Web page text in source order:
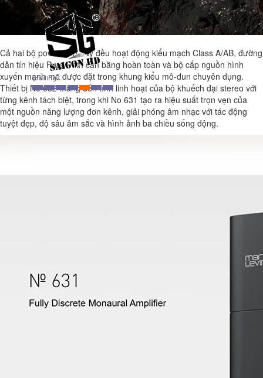
Cả hai bộ poweramp này đều hoạt động kiểu mạch Class A/AB, đường
dẫn tín hiệu Pure Path cân bằng hoàn toàn và bộ cấp nguồn hình
xuyến mạnh mẽ được đặt trong khung kiểu mô-đun chuyên dụng.
Thiết bị No 632 mang đến tính linh hoạt của bộ khuếch đại stereo với
từng kênh tách biệt, trong khi No 631 tạo ra hiệu suất trọn vẹn của
một nguồn năng lượng đơn kênh, giải phóng âm nhạc với tác động
tuyệt đẹp, độ sâu âm sắc và hình ảnh ba chiều sống động.